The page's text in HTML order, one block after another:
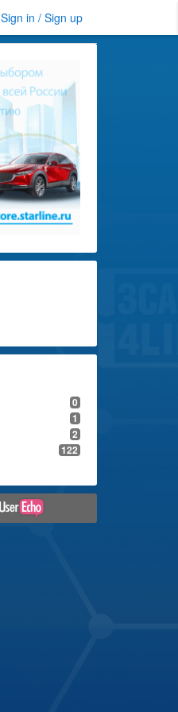
Sign in / Sign up
0
1
2
122